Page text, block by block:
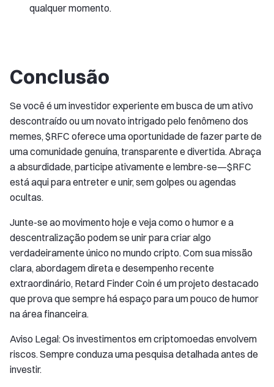
qualquer momento.
Conclusão
Se você é um investidor experiente em busca de um ativo
descontraído ou um novato intrigado pelo fenômeno dos
memes, $RFC oferece uma oportunidade de fazer parte de
uma comunidade genuína, transparente e divertida. Abraça
a absurdidade, participe ativamente e lembre-se—$RFC
está aqui para entreter e unir, sem golpes ou agendas
ocultas.
Junte-se ao movimento hoje e veja como o humor e a
descentralização podem se unir para criar algo
verdadeiramente único no mundo cripto. Com sua missão
clara, abordagem direta e desempenho recente
extraordinário, Retard Finder Coin é um projeto destacado
que prova que sempre há espaço para um pouco de humor
na área financeira.
Aviso Legal: Os investimentos em criptomoedas envolvem
riscos. Sempre conduza uma pesquisa detalhada antes de
investir.